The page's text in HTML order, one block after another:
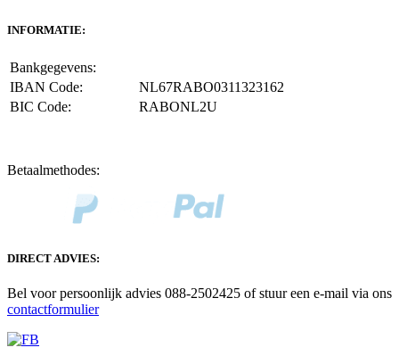
INFORMATIE:
Bankgegevens:
IBAN Code:
NL67RABO0311323162
BIC Code:
RABONL2U
Betaalmethodes:
DIRECT ADVIES:
Bel voor persoonlijk advies 088-2502425 of stuur een e-mail via ons
contactformulier